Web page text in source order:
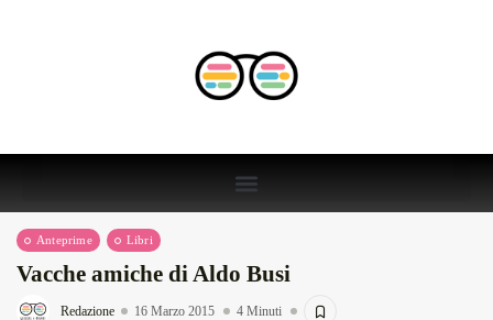
Anteprime Libri
Vacche amiche di Aldo Busi
Redazione 16 Marzo 2015 4 Minuti